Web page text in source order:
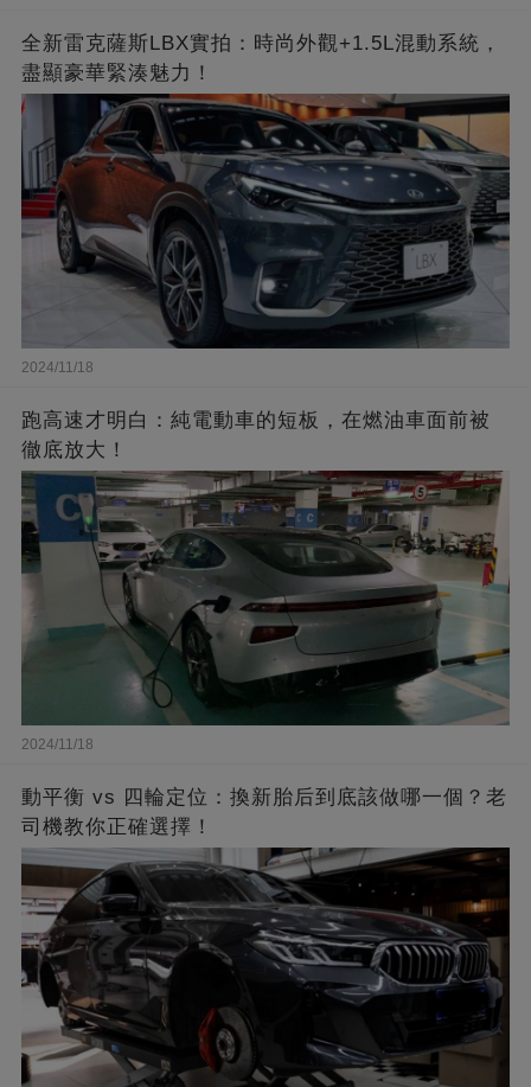
全新雷克薩斯LBX實拍：時尚外觀+1.5L混動系統，
盡顯豪華緊湊魅力！
2024/11/18
跑高速才明白：純電動車的短板，在燃油車面前被
徹底放大！
2024/11/18
動平衡 vs 四輪定位：換新胎后到底該做哪一個？老
司機教你正確選擇！